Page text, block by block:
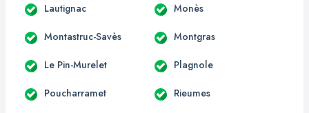
Lautignac Monès
Montastruc-Savès Montgras
Le Pin-Murelet Plagnole
Poucharramet Rieumes